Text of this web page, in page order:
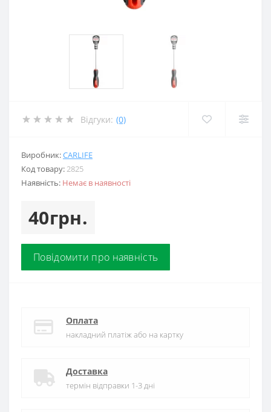
Відгуки: (0)
Виробник:CARLIFE
Код товару:2825
Наявність: Немає в наявності
40грн.
Повідомити про наявність
Оплата
накладний платіж або на картку
Доставка
термін відправки 1-3 дні